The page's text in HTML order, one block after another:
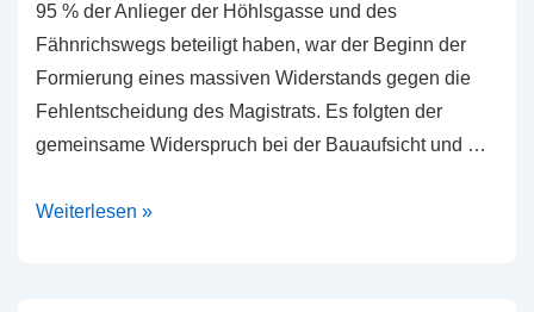
95 % der Anlieger der Höhlsgasse und des
Fähnrichswegs beteiligt haben, war der Beginn der
Formierung eines massiven Widerstands gegen die
Fehlentscheidung des Magistrats. Es folgten der
gemeinsame Widerspruch bei der Bauaufsicht und …
Der
Weiterlesen »